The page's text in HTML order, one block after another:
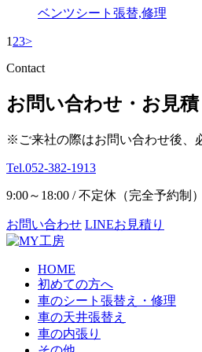
ベンツシート張替,修理
1 23>
Contact
お問い合わせ・お見積
※ご来社の際はお問い合わせ後、
Tel.052-382-1913
9:00～18:00 / 不定休（完全予約制）
お問い合わせ LINEお見積り
HOME
初めての方へ
車のシート張替え・修理
車の天井張替え
車の内張り